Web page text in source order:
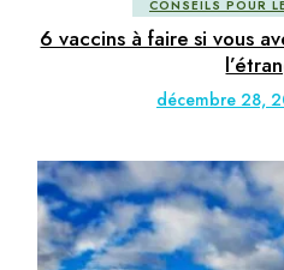
CONSEILS POUR
6 vaccins à faire si vous
décembre 28,